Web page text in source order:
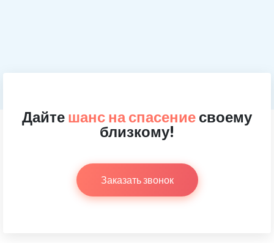
Дайте шанс на спасение своему
близкому!
Заказать звонок